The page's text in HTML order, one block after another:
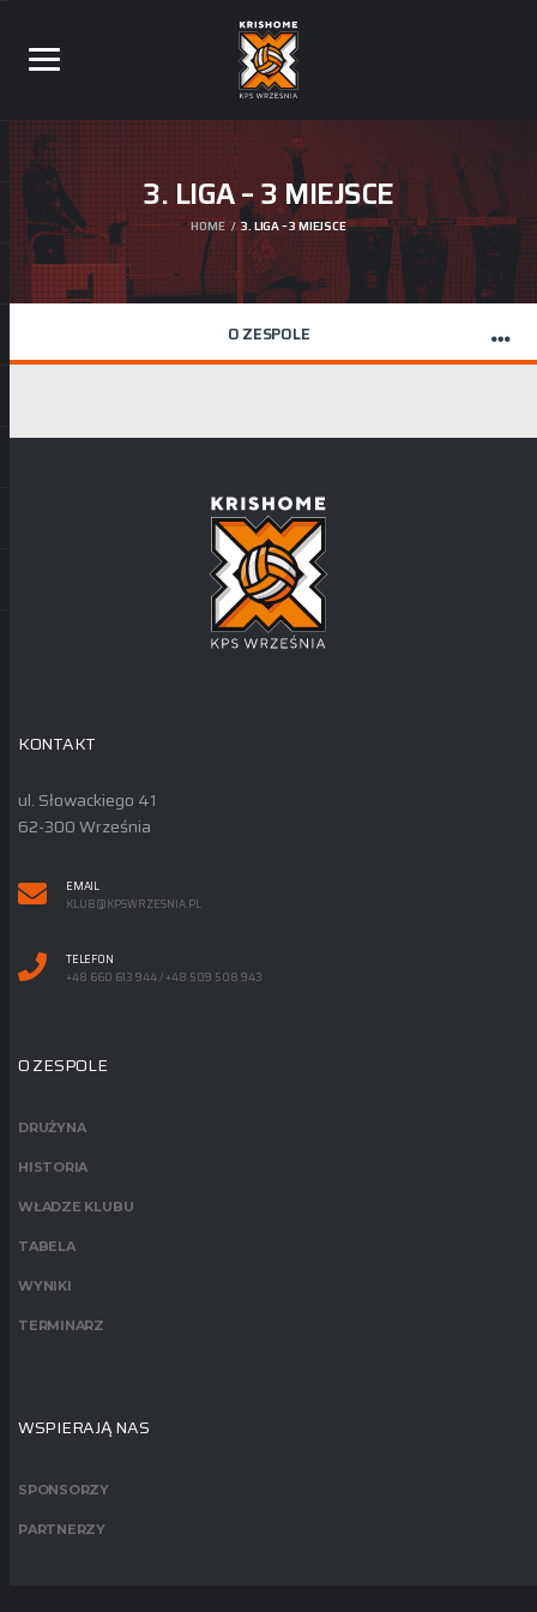
3. LIGA – 3 MIEJSCE
HOME 3. LIGA – 3 MIEJSCE
O ZESPOLE
KONTAKT
ul. Słowackiego 41
62-300 Września
EMAIL
KLUB@KPSWRZESNIA.PL
TELEFON
+48 660 613 944 / +48 509 508 943
O ZESPOLE
DRUŻYNA
HISTORIA
WŁADZE KLUBU
TABELA
WYNIKI
TERMINARZ
WSPIERAJĄ NAS
SPONSORZY
PARTNERZY